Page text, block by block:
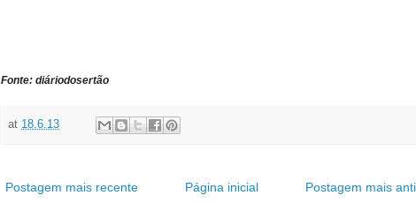
Fonte: diáriodosertão
at 18.6.13
Postagem mais recente Postagem mais
Página inicial